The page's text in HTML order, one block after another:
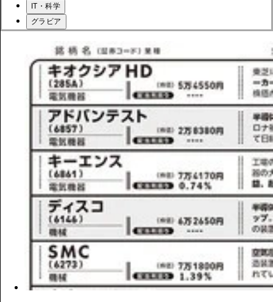
IT・科学
グラビア